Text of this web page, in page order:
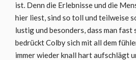
ist. Denn die Erlebnisse und die
hier liest, sind so toll und teilweise
lustig und besonders, dass man
bedrückt Colby sich mit all dem
immer wieder knall hart aufschlägt